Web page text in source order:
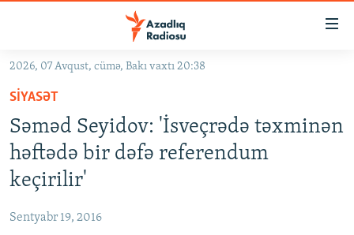
Əsas
qayıt
Əsas
naviqasiyaya
qayıt
Axtarışa
GÜNDƏM
KORRUPSIOMETR
#ƏSLINDƏ
QANUNI DOĞRU
2026, 07 Avqust, cümə, Bakı vaxtı 20:38
SIYASƏT
Səməd Seyidov: 'İsveçrədə təxminən
həftədə bir dəfə referendum
keçirilir'
Sentyabr 19, 2016